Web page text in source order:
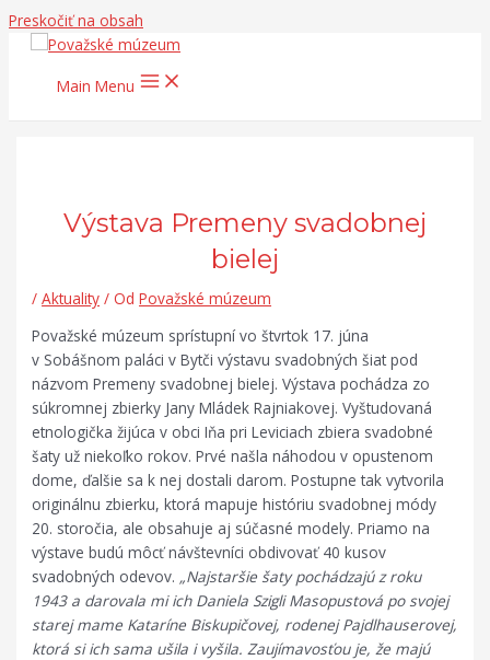
Preskočiť na obsah
Main Menu
Výstava Premeny svadobnej
bielej
/Aktuality / Od Považské múzeum
Považské múzeum sprístupní vo štvrtok 17. júna
v Sobášnom paláci v Bytči výstavu svadobných šiat pod
názvom Premeny svadobnej bielej. Výstava pochádza zo
súkromnej zbierky Jany Mládek Rajniakovej. Vyštudovaná
etnologička žijúca v obci Iňa pri Leviciach zbiera svadobné
šaty už niekoľko rokov. Prvé našla náhodou v opustenom
dome, ďalšie sa k nej dostali darom. Postupne tak vytvorila
originálnu zbierku, ktorá mapuje históriu svadobnej módy
20. storočia, ale obsahuje aj súčasné modely. Priamo na
výstave budú môcť návštevníci obdivovať 40 kusov
svadobných odevov. „Najstaršie šaty pochádzajú z roku
1943 a darovala mi ich Daniela Szigli Masopustová po svojej
starej mame Kataríne Biskupičovej, rodenej Pajdlhauserovej,
ktorá si ich sama ušila i vyšila. Zaujímavosťou je, že majú